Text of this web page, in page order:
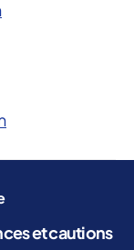
et cautions